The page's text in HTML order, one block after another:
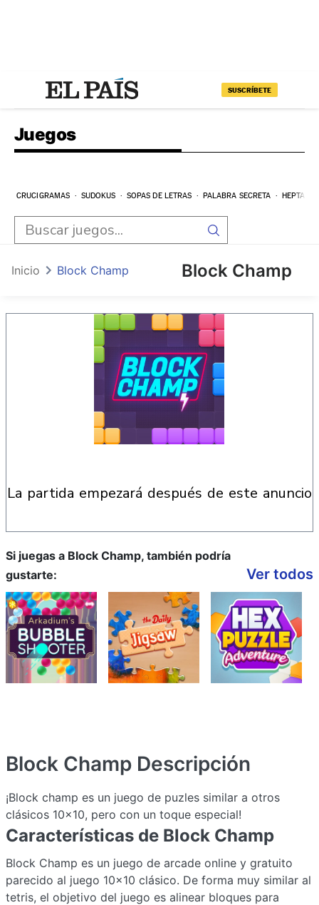
SUSCRÍBETE
Juegos
CRUCIGRAMAS SUDOKUS SOPAS DE LETRAS PALABRA SECRETA
Block Champ
Inicio Block Champ
la partida empezará después de este anuncio
Si juegas a Block Champ, también podría
gustarte:
Ver todos
Block Champ Descripción
¡Block champ es un juego de puzles similar a otros
clásicos 10x10, pero con un toque especial!
Características de Block Champ
Block Champ es un juego de arcade online y gratuito
parecido al juego 10x10 clásico. De forma muy similar al
tetris, el objetivo del juego es alinear bloques para